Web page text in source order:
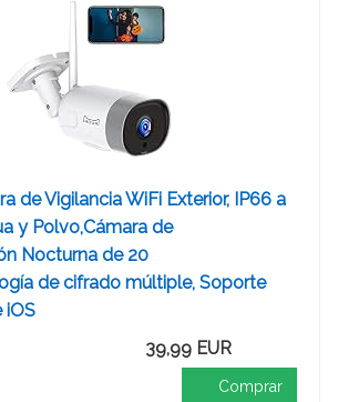
de Vigilancia WiFi Exterior, IP66 a
y Polvo,Cámara de
Nocturna de 20
de cifrado múltiple, Soporte
iOS
39,99 EUR
Comprar